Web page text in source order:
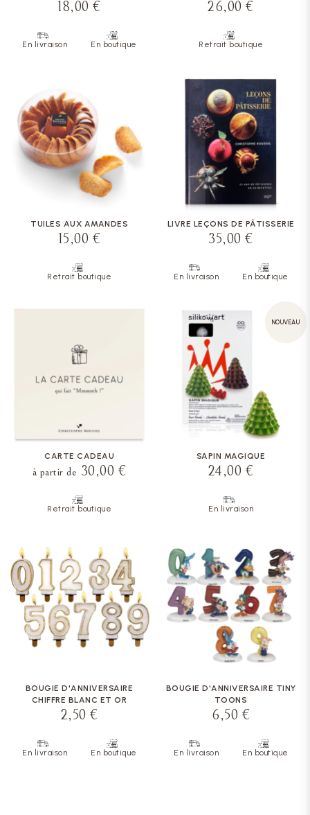
18,00 €
En livraison En boutique
26,00 €
Retrait boutique
TUILES AUX AMANDES
15,00 €
Retrait boutique
LIVRE LEÇONS DE PÂTISSERIE
35,00 €
En livraison En boutique
CARTE CADEAU
à partir de 30,00 €
Retrait boutique
NOUVEAU
SAPIN MAGIQUE
24,00 €
En livraison
BOUGIE D'ANNIVERSAIRE
CHIFFRE BLANC ET OR
2,50 €
En livraison En boutique
BOUGIE D'ANNIVERSAIRE TINY
TOONS
6,50 €
En livraison En boutique